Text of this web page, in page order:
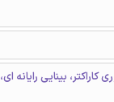
بینایی رایانه ای،